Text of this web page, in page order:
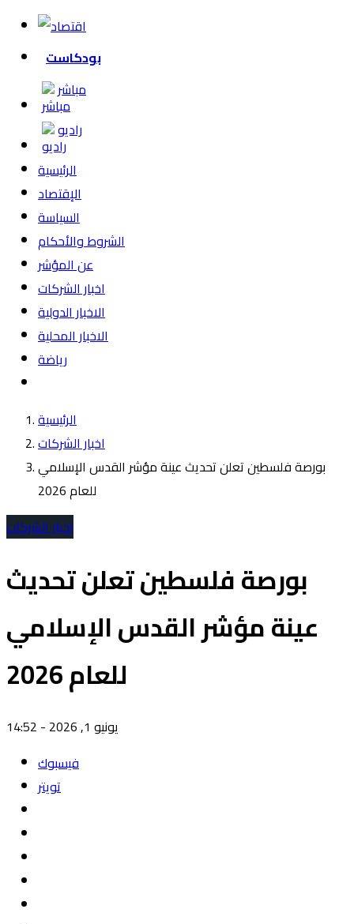
بودكاست
مباشر
راديو
الرئيسية
الإقتصاد
السياسة
الشروط والأحكام
عن المؤشر
اخبار الشركات
الاخبار الدولية
الاخبار المحلية
رياضة
الرئيسية
اخبار الشركات
بورصة فلسطين تعلن تحديث عينة مؤشر القدس الإسلامي
للعام 2026
اخبار الشركات
بورصة فلسطين تعلن تحديث
عينة مؤشر القدس الإسلامي
للعام 2026
يونيو 1, 2026 - 14:52
فيسبوك
تويتر